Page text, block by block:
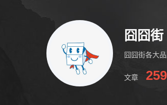
囧囧街
囧囧街各大
文章